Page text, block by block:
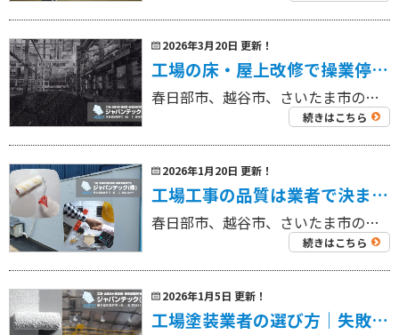
2026年3月20日 更新！
工場の床・屋上改修で操業停止を最小限に！塗り床・防水工事の工法比較と失敗しない業者選び
春日部市、越谷市、さいたま市の工場を中心に外壁塗装工事・屋根塗装工事、リフォーム工事を専門にしている 工場・倉庫の外壁塗装・屋根塗装専門店ジャパンテック（株）です！ 代表取締役の奈良部です！ 工場や倉庫の床や屋上は、日々 […]
続きはこちら
2026年1月20日 更新！
工場工事の品質は業者で決まる｜失敗しない会社選びの判断基準
春日部市、越谷市、さいたま市の工場を中心に外壁塗装工事・屋根塗装工事、リフォーム工事を専門にしている 工場・倉庫の外壁塗装・屋根塗装専門店ジャパンテック（株）です！ 代表取締役の奈良部です！ 工場工事（屋根・外装・防水・ […]
続きはこちら
2026年1月5日 更新！
工場塗装業者の選び方｜失敗しない判断基準